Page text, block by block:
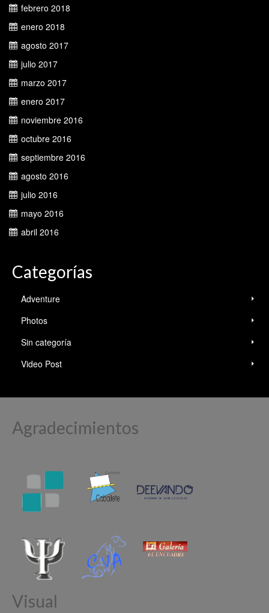
febrero 2018
enero 2018
agosto 2017
julio 2017
marzo 2017
enero 2017
noviembre 2016
octubre 2016
septiembre 2016
agosto 2016
julio 2016
mayo 2016
abril 2016
Categorías
Adventure
Photos
Sin categoría
Video Post
Agradecimientos
Visual